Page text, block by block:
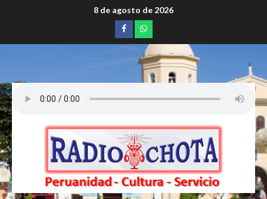
8 de agosto de 2026
Facebookwhatsapp